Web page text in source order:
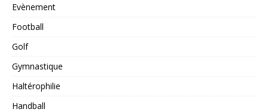
Evènement
Football
Golf
Gymnastique
Haltérophilie
Handball